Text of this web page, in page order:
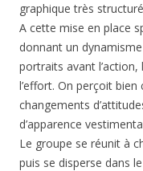
graphique très
A cette mise en place
donnant un
portraits avant
l’effort. On perçoit
changements
d’apparence
Le groupe se réunit à
puis se disperse dans